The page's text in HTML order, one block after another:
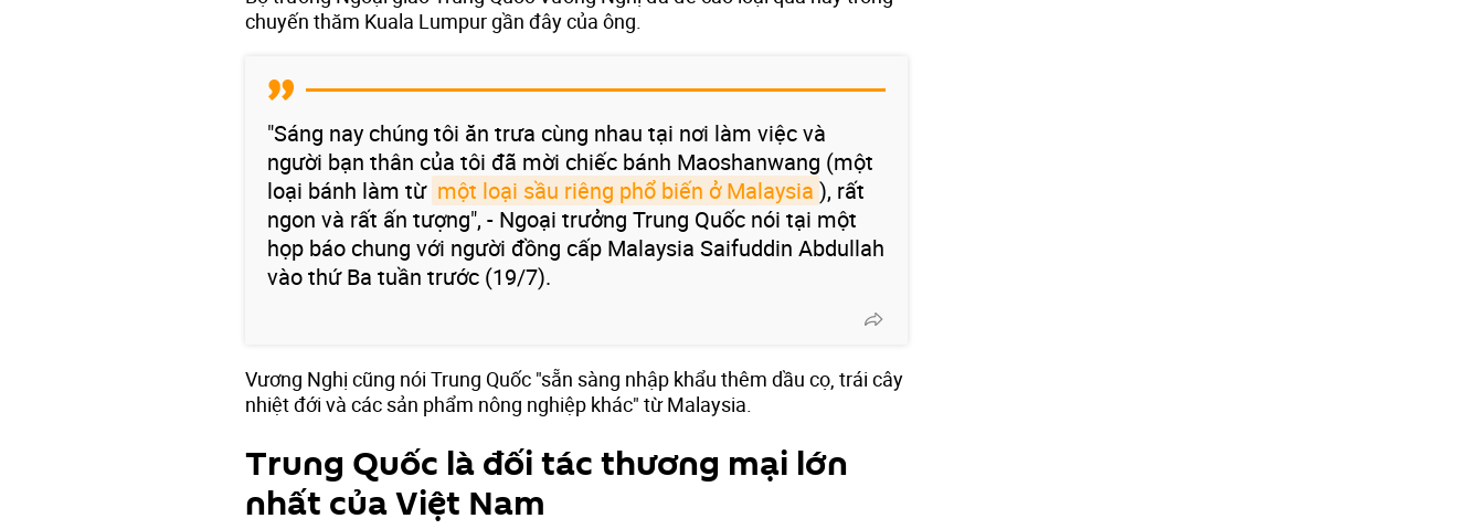
chuyến thăm Kuala Lumpur gần đây của ông.
"Sáng nay chúng tôi ăn trưa cùng nhau tại nơi làm việc và
người bạn thân của tôi đã mời chiếc bánh Maoshanwang (một
loại bánh làm từ một loại sầu riêng phổ biến ở Malaysia ), rất
ngon và rất ấn tượng", - Ngoại trưởng Trung Quốc nói tại một
họp báo chung với người đồng cấp Malaysia Saifuddin Abdullah
vào thứ Ba tuần trước (19/7).
Vương Nghị cũng nói Trung Quốc "sẵn sàng nhập khẩu thêm dầu cọ, trái cây
nhiệt đới và các sản phẩm nông nghiệp khác" từ Malaysia.
Trung Quốc là đối tác thương mại lớn
nhất của Việt Nam